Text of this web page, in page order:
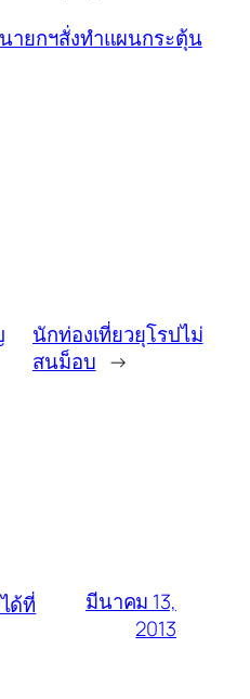
นายกฯสั่งทำแผนกระตุ้น
นักท่องเที่ยวยุโรปไม่
สนม็อบ →
ด้ที่
มีนาคม 13,
2013